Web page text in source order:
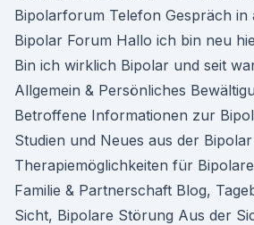
Bipolarforum Telefon Gespräch in
Bipolar Forum Hallo ich bin neu
Bin ich wirklich Bipolar und seit
Allgemein & Persönliches
Betroffene Informationen zur
Studien und Neues aus der
Therapiemöglichkeiten für
Familie & Partnerschaft Blog,
Sicht, Bipolare Störung Aus der